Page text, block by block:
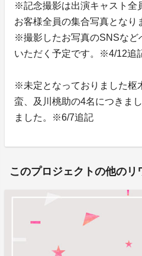
※記念撮影は出演キャスト全
お客様全員の集合写真とな
※撮影したお写真のSNSなど
いただく予定です。※4/12追
※未定となっておりました枢
蛮、及川桃助の4名につきま
ました。※6/7追記
このプロジェクトの他のリ